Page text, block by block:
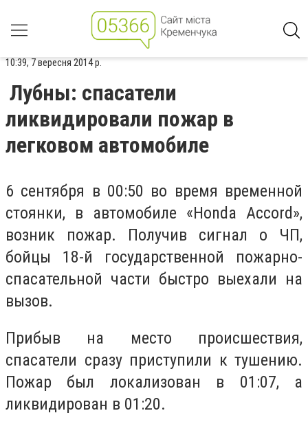
10:39, 7 вересня 2014 р.
Лубны: спасатели
ликвидировали пожар в
легковом автомобиле
6 сентября в 00:50 во время временной
стоянки, в автомобиле «Honda Accord»,
возник пожар. Получив сигнал о ЧП,
бойцы 18-й государственной пожарно-
спасательной части быстро выехали на
вызов.
Прибыв на место происшествия,
спасатели сразу приступили к тушению.
Пожар был локализован в 01:07, а
ликвидирован в 01:20.